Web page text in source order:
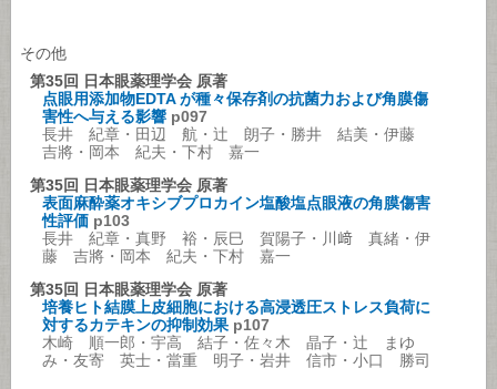
その他
第35回 日本眼薬理学会 原著
点眼用添加物EDTA が種々保存剤の抗菌力および角膜傷
害性へ与える影響 p097
長井 紀章・田辺 航・辻 朗子・勝井 結美・伊藤
吉將・岡本 紀夫・下村 嘉一
第35回 日本眼薬理学会 原著
表面麻酔薬オキシブプロカイン塩酸塩点眼液の角膜傷害
性評価 p103
長井 紀章・真野 裕・辰巳 賀陽子・川﨑 真緒・伊
藤 吉將・岡本 紀夫・下村 嘉一
第35回 日本眼薬理学会 原著
培養ヒト結膜上皮細胞における高浸透圧ストレス負荷に
対するカテキンの抑制効果 p107
木崎 順一郎・宇高 結子・佐々木 晶子・辻 まゆ
み・友寄 英士・當重 明子・岩井 信市・小口 勝司